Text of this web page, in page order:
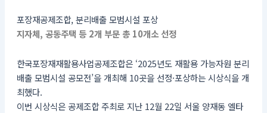
포장재공제조합, 분리배출 모범시설 포상
지자체, 공동주택 등 2개 부문 총 10개소 선정
한국포장재재활용사업공제조합은 ‘2025년도 재활용 가능자원 분리
배출 모범시설 공모전’을 개최해 10곳을 선정·포상하는 시상식을 개
최했다.
이번 시상식은 공제조합 주최로 지난 12월 22일 서울 양재동 엘타